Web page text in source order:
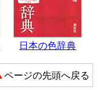
日本の色辞典
▲ページの先頭へ戻る